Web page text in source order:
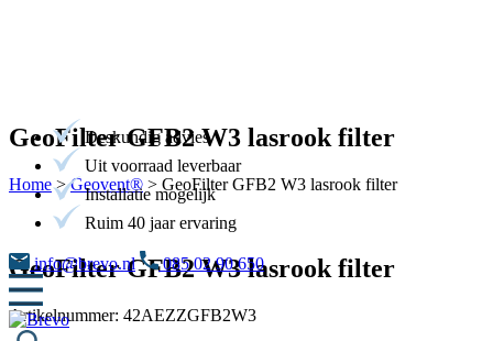
Deskundig advies
Uit voorraad leverbaar
Installatie mogelijk
Ruim 40 jaar ervaring
info@brevo.nl 085 02 90 650
GeoFilter GFB2 W3 lasrook filter
Home>Geovent® > GeoFilter GFB2 W3 lasrook filter
GeoFilter GFB2 W3 lasrook filter
Artikelnummer: 42AEZZGFB2W3